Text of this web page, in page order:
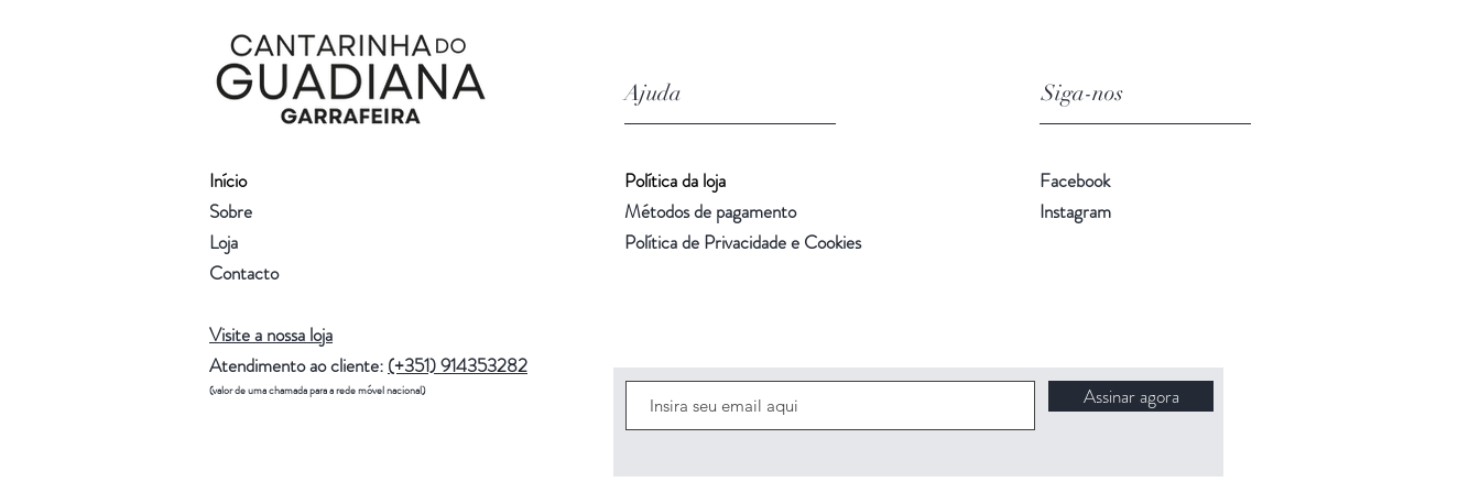
Início
Sobre
Loja
Contacto
Visite a nossa loja
Atendimento ao cliente: (+351) 914353282
(valor de uma chamada para a rede móvel nacional)
Ajuda
Política da loja
Métodos de pagamento
Política de Privacidade e Cookies
Siga-nos
Facebook
Instagram
Assinar agora